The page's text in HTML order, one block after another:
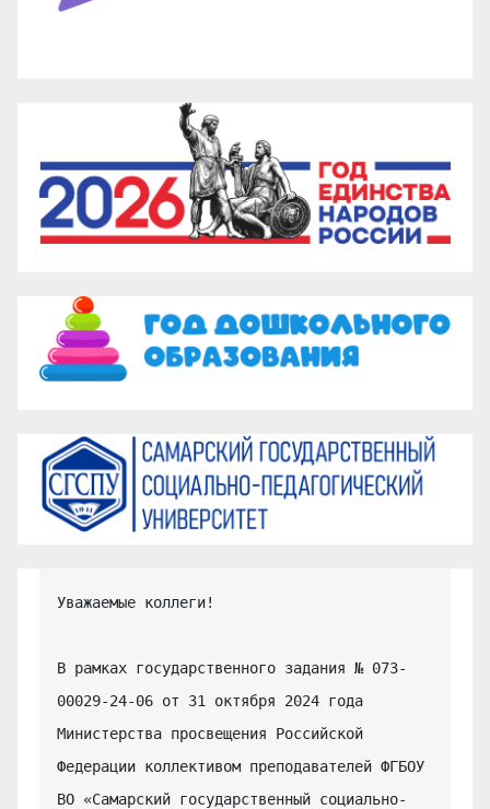
Уважаемые коллеги!
В рамках государственного задания № 073-
00029-24-06 от 31 октября 2024 года
Министерства просвещения Российской
Федерации коллективом преподавателей ФГБОУ
ВО «Самарский государственный социально-